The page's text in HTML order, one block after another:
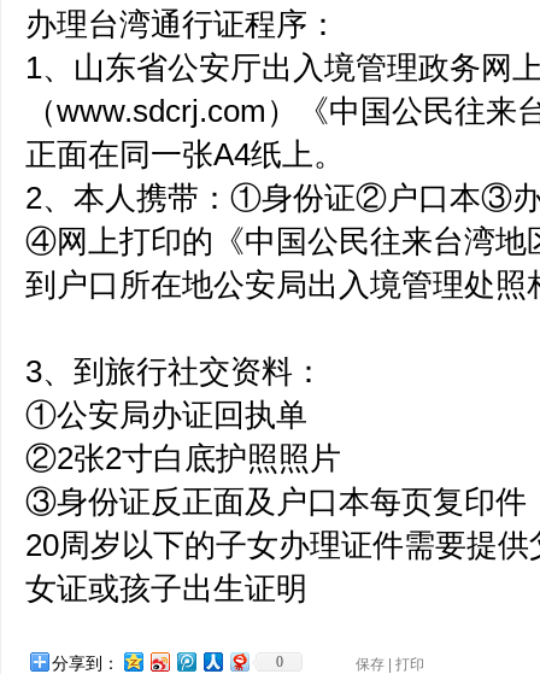
办理台湾通行证程序：
1、山东省公安厅出入境管理政务网
（www.sdcrj.com）《中国公民往来
正面在同一张A4纸上。
2、本人携带：①身份证②户口本③
④网上打印的《中国公民往来台湾地
到户口所在地公安局出入境管理处照
3、到旅行社交资料：
①公安局办证回执单
②2张2寸白底护照照片
③身份证反正面及户口本每页复印件
20周岁以下的子女办理证件需要提
女证或孩子出生证明
分享到： 0 保存 打印